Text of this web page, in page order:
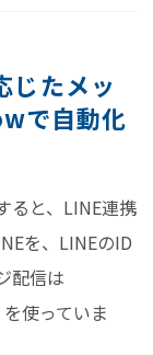
じたメッ
で自動化
ると、LINE連携
を、LINEのID
配信は
使っていま